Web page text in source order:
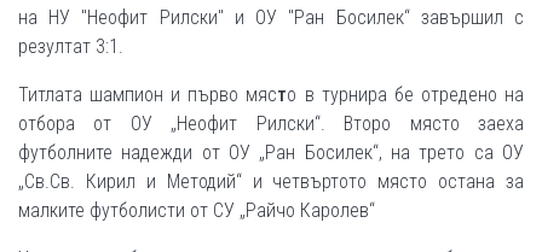
на НУ "Неофит Рилски" и ОУ "Ран Босилек“ завършил с
резултат 3:1.
Титлата шампион и първо място в турнира бе отредено на
отбора от ОУ „Неофит Рилски“. Второ място заеха
футболните надежди от ОУ „Ран Босилек“, на трето са ОУ
„Св.Св. Кирил и Методий“ и четвъртото място остана за
малките футболисти от СУ „Райчо Каролев“